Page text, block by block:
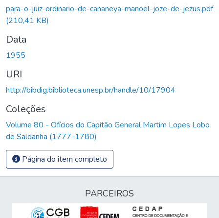
para-o-juiz-ordinario-de-cananeya-manoel-joze-de-jezus.pdf
(210,41 KB)
Data
1955
URI
http://bibdig.biblioteca.unesp.br/handle/10/17904
Coleções
Volume 80 - Ofícios do Capitão General Martim Lopes Lobo
de Saldanha (1777-1780)
Página do item completo
PARCEIROS